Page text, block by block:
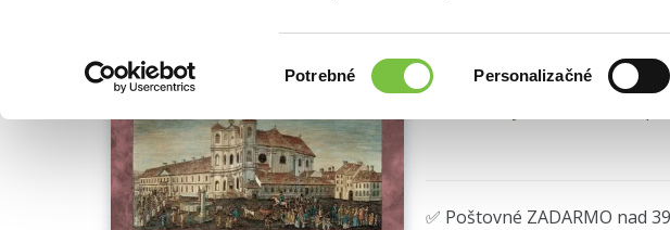
súhlasu
Potrebné Personalizačné
✅ Poštovné ZADARMO nad